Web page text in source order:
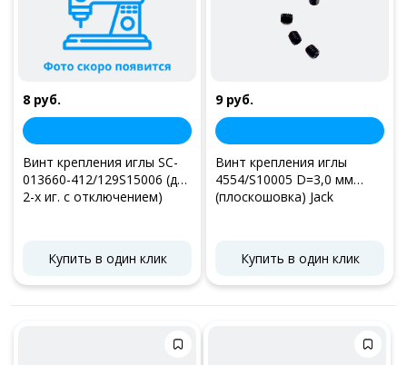
8 руб.
Винт крепления иглы SC-
013660-412/129S15006 (для
2-х иг. с отключением)
Купить в один клик
9 руб.
Винт крепления иглы
4554/S10005 D=3,0 мм
(плоскошовка) Jack
Купить в один клик